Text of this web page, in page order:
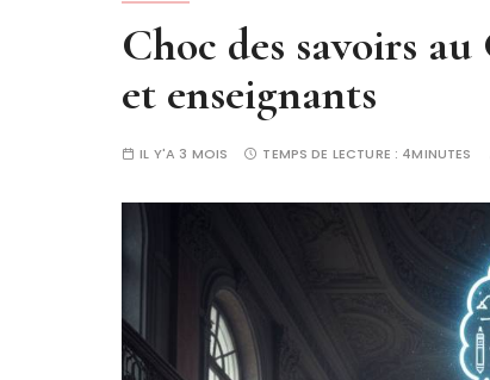
Choc des savoirs
et enseignants
IL Y'A 3 MOIS TEMPS DE LECTURE : 4MINUTES